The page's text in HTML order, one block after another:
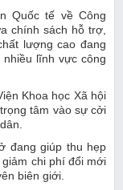
Quốc tế về Công
chính sách hỗ trợ,
lượng cao đang
lĩnh vực công
Khoa học Xã hội
tâm vào sự cởi
đang giúp thu hẹp
chi phí đổi mới
biên giới.